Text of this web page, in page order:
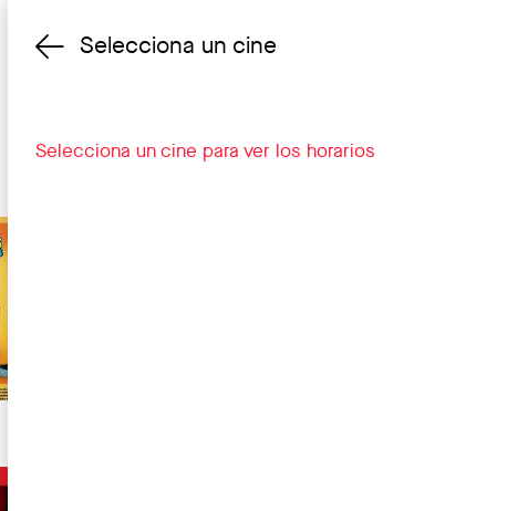
Cambiar cine
Selecciona un cine
Selecciona un cine para ver los horarios